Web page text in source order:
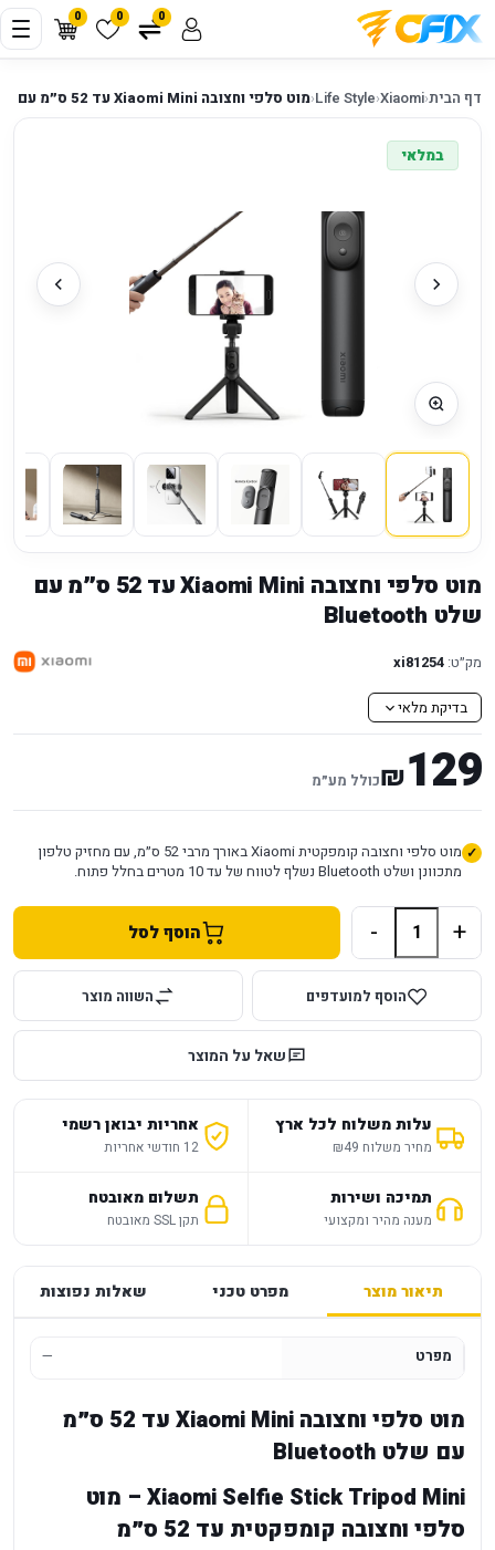
0 0 0
דף הבית‹
Xiaomi
‹
Life Style
‹מוט סלפי וחצובה Xiaomi Mini עד 52 ס״מ עם שלט Bluetooth
במלאי
מוט סלפי וחצובה Xiaomi Mini עד 52 ס״מ עם
שלט Bluetooth
מק״ט: xi81254
בדיקת מלאי
129
₪כולל מע״מ
מוט סלפי וחצובה קומפקטית Xiaomi באורך מרבי 52 ס״מ, עם מחזיק טלפון
מתכוונן ושלט Bluetooth נשלף לטווח של עד 10 מטרים בחלל פתוח.
+
- הוסף לסל
הוסף למועדפים השווה מוצר
שאל על המוצר
עלות משלוח לכל ארץ
מחיר משלוח ₪49
אחריות יבואן רשמי
12 חודשי אחריות
תמיכה ושירות
מענה מהיר ומקצועי
תשלום מאובטח
תקן SSL מאובטח
תיאור מוצר מפרט טכני שאלות נפוצות
מפרט —
מוט סלפי וחצובה Xiaomi Mini עד 52 ס״מ
עם שלט Bluetooth
Xiaomi Selfie Stick Tripod Mini – מוט
סלפי וחצובה קומפקטית עד 52 ס״מ